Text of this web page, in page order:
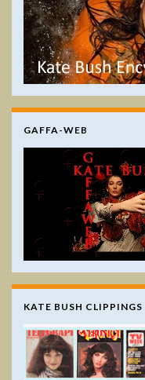
GAFFA-WEB
KATE BUSH CLIPPINGS